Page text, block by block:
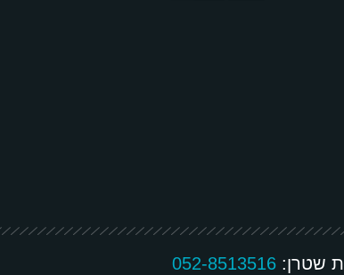
שטרן: 052-8513516